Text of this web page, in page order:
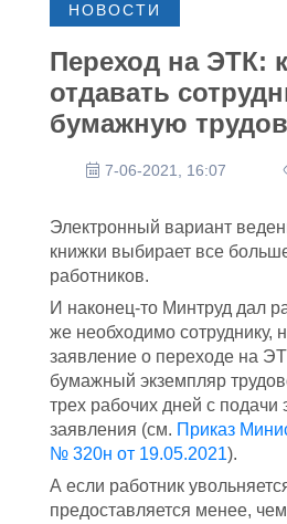
НОВОСТИ
Переход на ЭТК:
отдавать
бумажную
7-06-2021, 16:07
Электронный вариант
книжки выбирает все
работников.
И наконец-то Минтруд дал
же необходимо сотруднику,
заявление о переходе на
бумажный экземпляр
трех рабочих дней с подачи
заявления (см. Приказ
№ 320н от 19.05.2021).
А если работник
предоставляется менее,